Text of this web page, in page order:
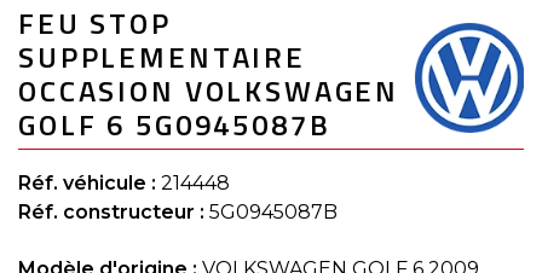
to
the
beginning
of
the
images
gallery
FEU STOP
SUPPLEMENTAIRE
OCCASION VOLKSWAGEN
GOLF 6 5G0945087B
Réf. véhicule : 214448
Réf. constructeur : 5G0945087B